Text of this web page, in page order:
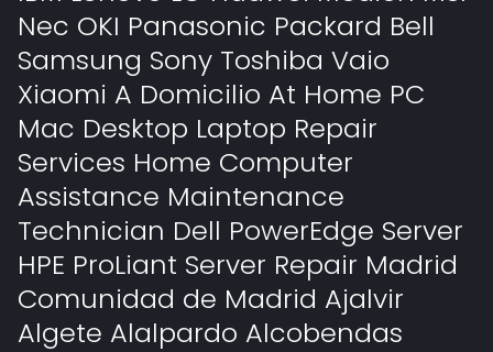
Nec OKI Panasonic Packard Bell
Samsung Sony Toshiba Vaio
Xiaomi A Domicilio At Home PC
Mac Desktop Laptop Repair
Services Home Computer
Assistance Maintenance
Technician Dell PowerEdge Server
HPE ProLiant Server Repair Madrid
Comunidad de Madrid Ajalvir
Algete Alalpardo Alcobendas